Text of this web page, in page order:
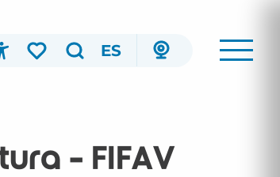
ES
- FIFAV